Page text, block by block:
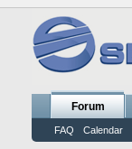
Forum
FAQ Calendar